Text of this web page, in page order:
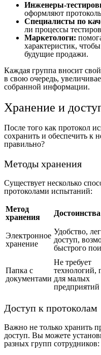
Инженеры-
оформляют
Специалисты по
ли процессы
Маркетологи:
характеристик,
будущие продажи.
Каждая группа вносит
в свою очередь,
собранной информации.
Хранение и
После того как протокол
сохранить и обеспечить к
правильно?
Методы хранения
Существует несколько
протоколами испытаний:
Метод
хранения
Достоинства
Электронное
хранение
Удобство,
доступ,
быстрого
Папка с
документами
Не требует
технологий,
для малых
предприятий
Доступ к протоколам
Важно не только хранить
доступ. Вы можете
разных групп сотрудников: